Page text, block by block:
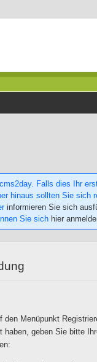
Falls dies Ihr
hinaus sollten Sie sich
informieren Sie sich
Sie sich hier
den Menüpunkt
haben, geben Sie bitte